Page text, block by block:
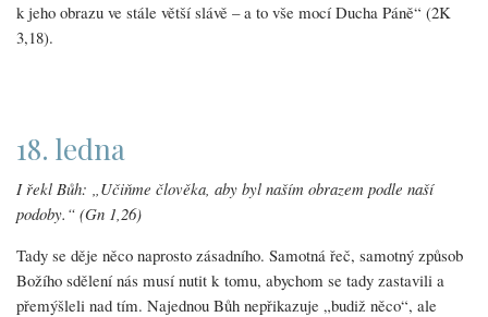
k jeho obrazu ve stále větší slávě – a to vše mocí Ducha Páně“ (2K
3,18).
18. ledna
I řekl Bůh: „Učiňme člověka, aby byl naším obrazem podle naší
podoby.“ (Gn 1,26)
Tady se děje něco naprosto zásadního. Samotná řeč, samotný způsob
Božího sdělení nás musí nutit k tomu, abychom se tady zastavili a
přemýšleli nad tím. Najednou Bůh nepřikazuje „budiž něco“, ale